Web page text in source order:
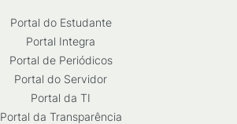
Portal do Estudante
Portal Integra
Portal de Periódicos
Portal do Servidor
Portal da TI
Portal da Transparência